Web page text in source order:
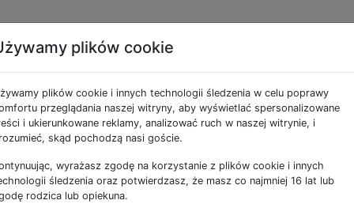
podzielonego w
El Capitan?
OS X El Capitan i próbuję użyć nowej funkcji
nie wydaje mi się, aby wymyślić odpowiednie
plików cookie
plików cookie i innych technologii śledzenia w celu poprawy
przeglądania naszej witryny, aby wyświetlać spersonalizowane
i ukierunkowane reklamy, analizować ruch w naszej witrynie, i
skąd pochodzą nasi goście.
wyrażasz zgodę na korzystanie z plików cookie i innych
śledzenia oraz potwierdzasz, że masz co najmniej 16 lat lub
rodzica lub opiekuna.